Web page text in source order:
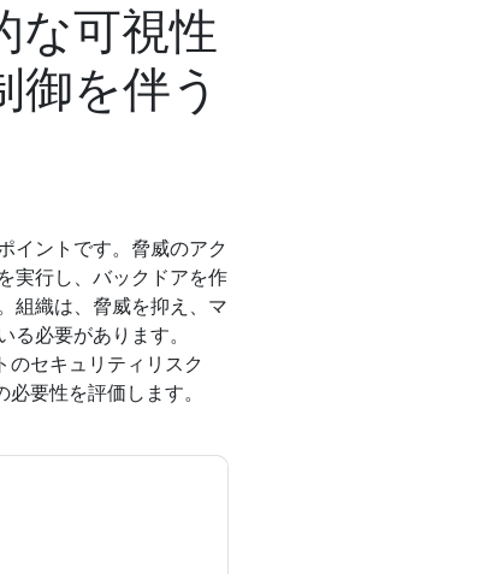
な可視性
御を伴う
イントです。脅威のアク
実行し、バックドアを作
組織は、脅威を抑え、マ
必要があります。
のセキュリティリスク
要性を評価します。